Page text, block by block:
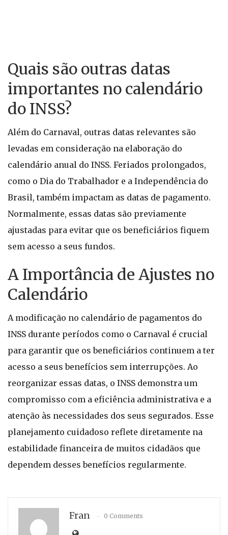
Quais são outras datas
importantes no calendário
do INSS?
Além do Carnaval, outras datas relevantes são
levadas em consideração na elaboração do
calendário anual do INSS. Feriados prolongados,
como o Dia do Trabalhador e a Independência do
Brasil, também impactam as datas de pagamento.
Normalmente, essas datas são previamente
ajustadas para evitar que os beneficiários fiquem
sem acesso a seus fundos.
A Importância de Ajustes no
Calendário
A modificação no calendário de pagamentos do
INSS durante períodos como o Carnaval é crucial
para garantir que os beneficiários continuem a ter
acesso a seus benefícios sem interrupções. Ao
reorganizar essas datas, o INSS demonstra um
compromisso com a eficiência administrativa e a
atenção às necessidades dos seus segurados. Esse
planejamento cuidadoso reflete diretamente na
estabilidade financeira de muitos cidadãos que
dependem desses benefícios regularmente.
Fran 0 Comments